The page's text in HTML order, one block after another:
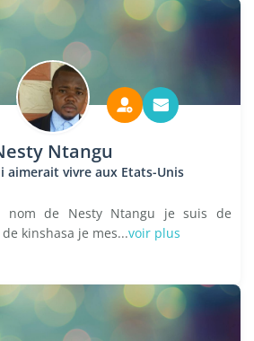
Ntangu
aimerait vivre aux Etats-Unis
nom de Nesty Ntangu je suis de
kinshasa je mes...voir plus